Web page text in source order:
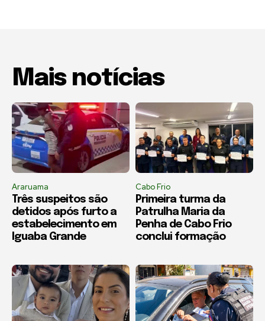
Mais notícias
Araruama
Três suspeitos são
detidos após furto a
estabelecimento em
Iguaba Grande
Cabo Frio
Primeira turma da
Patrulha Maria da
Penha de Cabo Frio
conclui formação